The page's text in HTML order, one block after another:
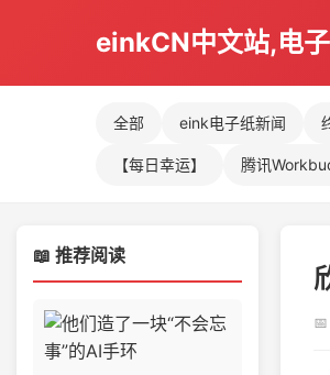
einkCN中文站,电子
全部 eink电子纸新闻
【每日幸运】 腾讯
📖 推荐阅读